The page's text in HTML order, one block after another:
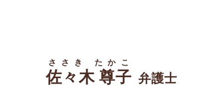
佐々木 尊子
ささき たかこ
弁護士